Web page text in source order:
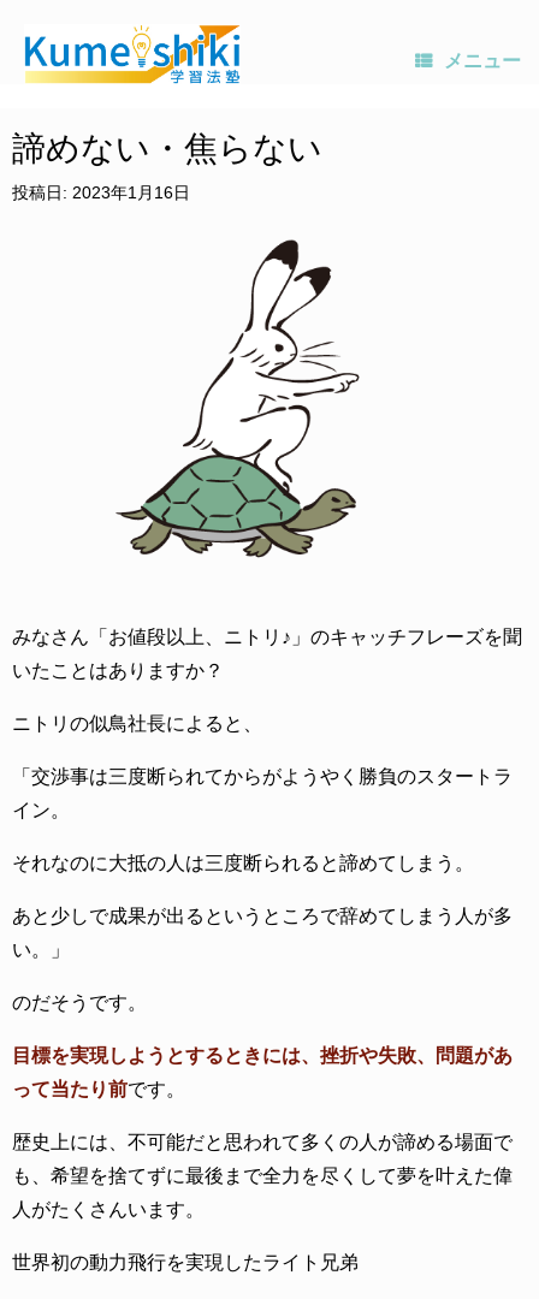
テ
ツ
メニュー
諦めない・焦らない
投稿日: 2023年1月16日
みなさん「お値段以上、ニトリ♪」のキャッチフレーズを聞
いたことはありますか？
ニトリの似鳥社長によると、
「交渉事は三度断られてからがようやく勝負のスタートラ
イン。
それなのに大抵の人は三度断られると諦めてしまう。
あと少しで成果が出るというところで辞めてしまう人が多
い。」
のだそうです。
目標を実現しようとするときには、挫折や失敗、問題があ
って当たり前です。
歴史上には、不可能だと思われて多くの人が諦める場面で
も、希望を捨てずに最後まで全力を尽くして夢を叶えた偉
人がたくさんいます。
世界初の動力飛行を実現したライト兄弟